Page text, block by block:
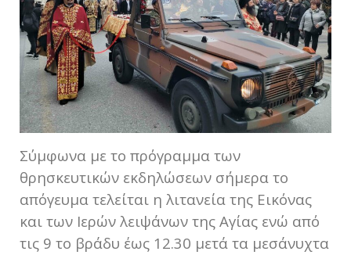
Σύμφωνα με το πρόγραμμα των
θρησκευτικών εκδηλώσεων σήμερα το
απόγευμα τελείται η λιτανεία της Εικόνας
και των Ιερών λειψάνων της Αγίας ενώ από
τις 9 το βράδυ έως 12.30 μετά τα μεσάνυχτα